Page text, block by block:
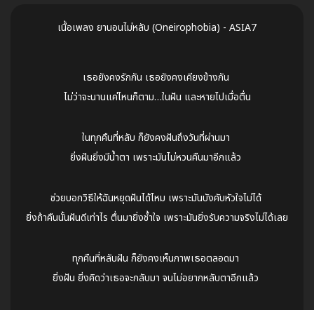
เนื้อเพลง ยานอนไม่หลับ (Oneirophobia) - ASIA7
เธอยังคงรักกัน เธอยังคงเคียงข้างกัน
ไม่ว่าจะนานแค่ไหนก็ตาม…ในฝัน และหายไปเมื่อตื่น
ในทุกคืนที่หลับ ก็ยังคงฝันถึงวันที่ผ่านมา
ยิ่งฝันยิ่งมีน้ำตา เพราะมันไม่หวนคืนมาอีกแล้ว
ช่วยบอกวิธีให้ฉันหยุดฝันได้ไหม เพราะมันบังคับหัวใจไม่ได้
ยิ่งถ้าคืนนั้นฝันดีเท่าไร ตื่นมายิ่งช้ำใจ เพราะมันยิ่งรับความจริงไม่ได้เลย
ทุกคืนที่หลับฝัน ก็ยังคงเห็นภาพเธอตลอดมา
ยิ่งฝัน ยิ่งคิดว่าเธอจะกลับมา จนไม่อยากหลับตาอีกแล้ว